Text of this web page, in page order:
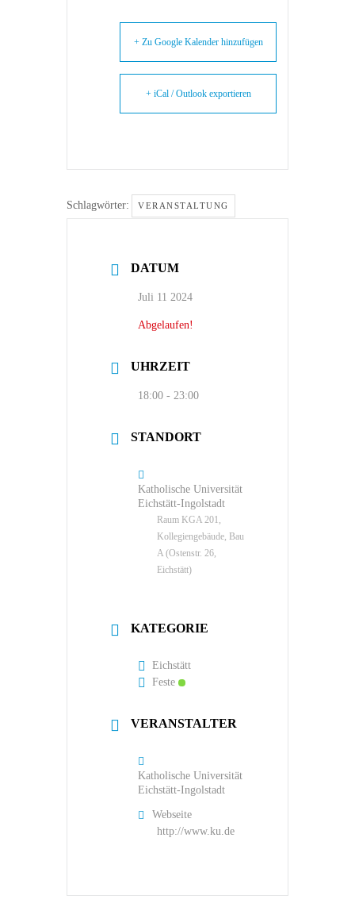
+ Zu Google Kalender hinzufügen
+ iCal / Outlook exportieren
Schlagwörter: VERANSTALTUNG
DATUM
Juli 11 2024
Abgelaufen!
UHRZEIT
18:00 - 23:00
STANDORT
Katholische Universität
Eichstätt-Ingolstadt
Raum KGA 201,
Kollegiengebäude, Bau
A (Ostenstr. 26,
Eichstätt)
KATEGORIE
Eichstätt
Feste
VERANSTALTER
Katholische Universität
Eichstätt-Ingolstadt
Webseite
http://www.ku.de